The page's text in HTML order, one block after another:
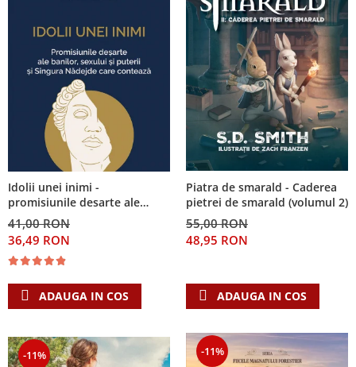
Idolii unei inimi -
promisiunile desarte ale
banilor, sexului si puterii si
Singura Nadejde care
conteaza
41,00 RON
36,49 RON
ADAUGA IN COS
Piatra de smarald - Caderea
pietrei de smarald (volumul 2)
55,00 RON
48,95 RON
ADAUGA IN COS
-11% -11%